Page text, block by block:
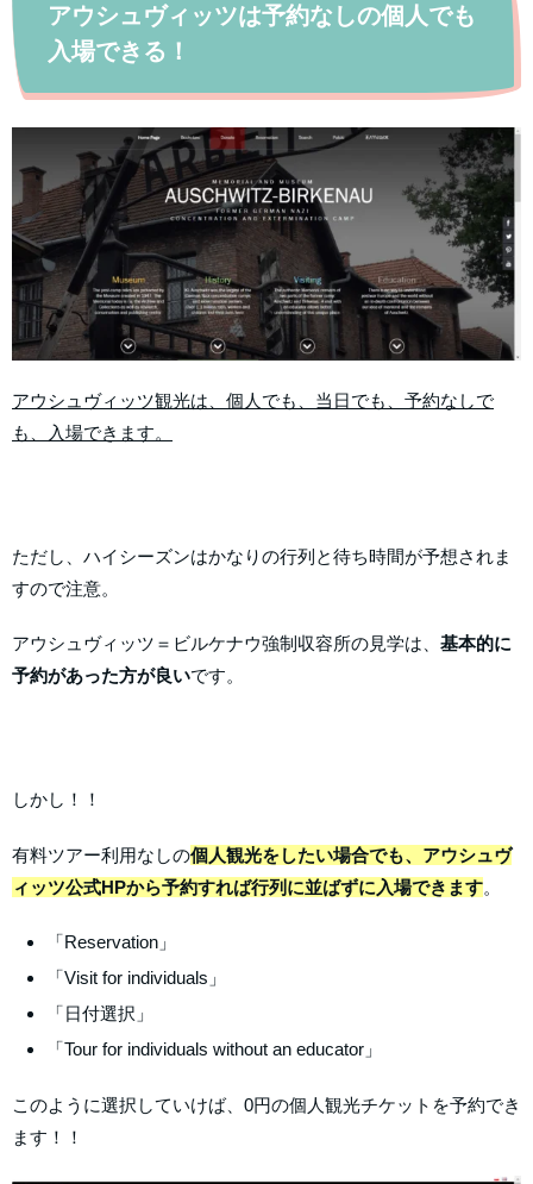
アウシュヴィッツは予約なしの個人でも
入場できる！
アウシュヴィッツ観光は、個人でも、当日でも、予約なしで
も、入場できます。
ただし、ハイシーズンはかなりの行列と待ち時間が予想されま
すので注意。
アウシュヴィッツ＝ビルケナウ強制収容所の見学は、 基本的に
予約があった方が良いです。
しかし！！
有料ツアー利用なしの個人観光をしたい場合でも、アウシュヴ
ィッツ公式HPから予約すれば行列に並ばずに入場できます。
「Reservation」
「Visit for individuals」
「日付選択」
「Tour for individuals without an educator」
このように選択していけば、0円の個人観光チケットを予約でき
ます！！